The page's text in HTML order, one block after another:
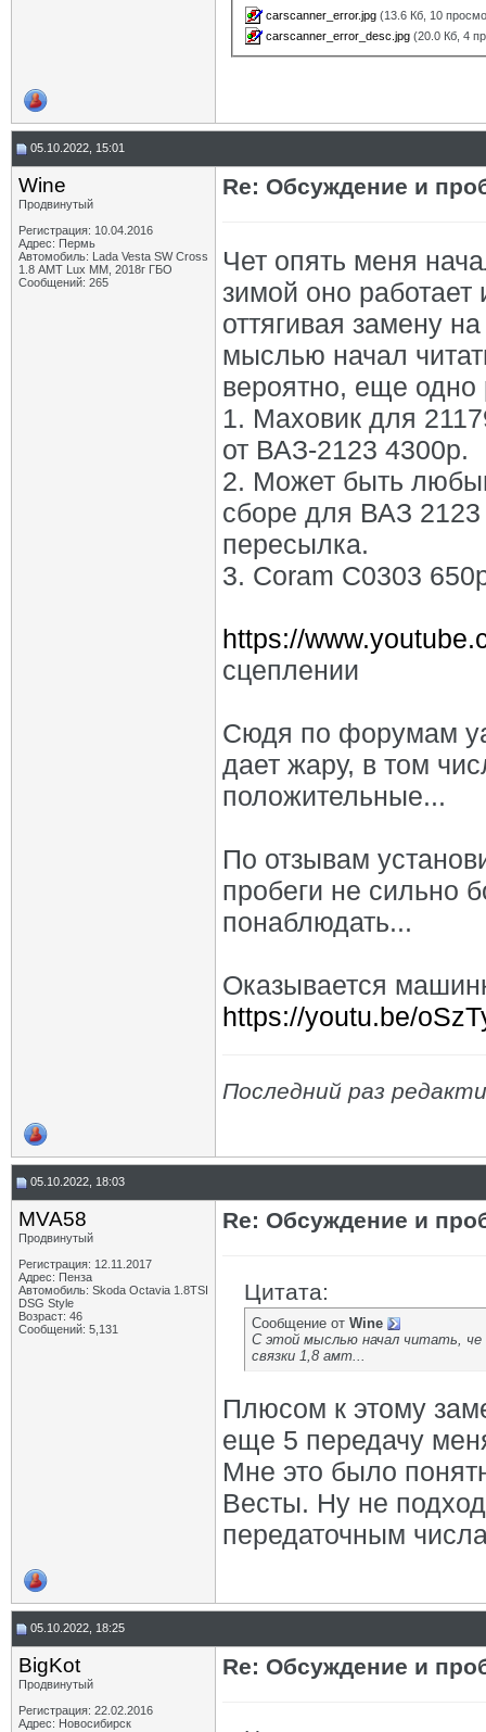
carscanner_error.jpg (13.6 Кб, 10
carscanner_error_desc.jpg (20.0 Кб, 4
05.10.2022, 15:01
Wine
Продвинутый
Регистрация: 10.04.2016
Адрес: Пермь
Автомобиль: Lada Vesta SW Cross
1.8 АМТ Lux MM, 2018г ГБО
Сообщений: 265
Re: Обсуждение и
Чет опять меня
зимой оно
оттягивая замену
мыслью начал
вероятно, еще
1. Маховик для
от ВАЗ-2123 4300р.
2. Может быть
сборе для ВАЗ
пересылка.
3. Coram C0303
https://
сцеплении
Сюдя по форумам
дает жару, в том
положительные...
По отзывам
пробеги не сильно
понаблюдать...
Оказывается
https://youtu.be/
Последний раз
05.10.2022, 18:03
MVA58
Продвинутый
Регистрация: 12.11.2017
Адрес: Пенза
Автомобиль: Skoda Octavia 1.8TSI
DSG Style
Возраст: 46
Сообщений: 5,131
Re: Обсуждение и
Цитата:
Сообщение от Wine
С этой мыслью начал читать, че
связки 1,8 амт...
Плюсом к этому
еще 5 передачу
Мне это было
Весты. Ну не
передаточным
05.10.2022, 18:25
BigKot
Продвинутый
Регистрация: 22.02.2016
Адрес: Новосибирск
Re: Обсуждение и